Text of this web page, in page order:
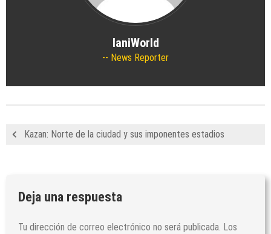
IaniWorld
News Reporter
Kazan: Norte de la ciudad y sus imponentes estadios
Deja una respuesta
Tu dirección de correo electrónico no será publicada. Los